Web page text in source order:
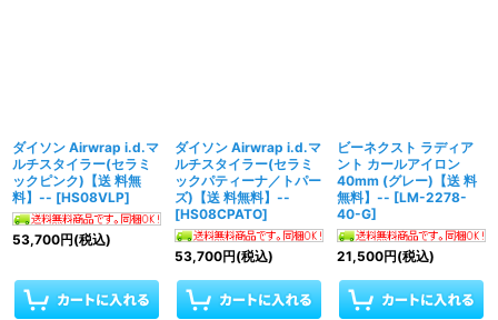
ダイソン Airwrap i.d.マ
ルチスタイラー(セラミ
ックピンク)【送 料無
料】-- [HS08VLP]
53,700円(税込)
ダイソン Airwrap i.d.マ
ルチスタイラー(セラミ
ックパティーナ／トパー
ズ)【送 料無料】--
[HS08CPATO]
53,700円(税込)
ビーネクスト ラディア
ント カールアイロン
40mm (グレー)【送 料
無料】-- [LM-2278-
40-G]
21,500円(税込)